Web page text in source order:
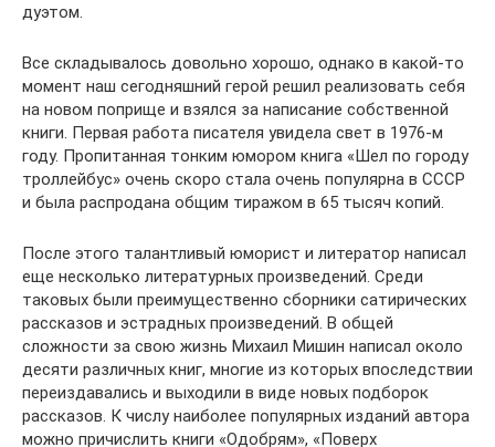
дуэтом.
Все складывалось довольно хорошо, однако в какой-то
момент наш сегодняшний герой решил реализовать себя
на новом поприще и взялся за написание собственной
книги. Первая работа писателя увидела свет в 1976-м
году. Пропитанная тонким юмором книга «Шел по городу
троллейбус» очень скоро стала очень популярна в СССР
и была распродана общим тиражом в 65 тысяч копий.
После этого талантливый юморист и литератор написал
еще несколько литературных произведений. Среди
таковых были преимущественно сборники сатирических
рассказов и эстрадных произведений. В общей
сложности за свою жизнь Михаил Мишин написал около
десяти различных книг, многие из которых впоследствии
переиздавались и выходили в виде новых подборок
рассказов. К числу наиболее популярных изданий автора
можно причислить книги «Одобрям», «Поверх